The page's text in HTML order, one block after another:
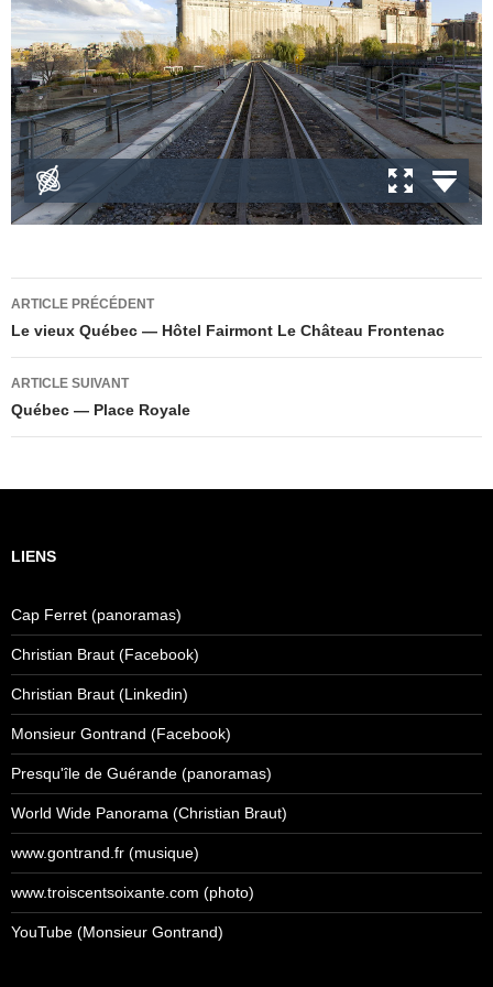
Navigation
des
articles
ARTICLE PRÉCÉDENT
Le vieux Québec — Hôtel Fairmont Le Château Frontenac
ARTICLE SUIVANT
Québec — Place Royale
LIENS
Cap Ferret (panoramas)
Christian Braut (Facebook)
Christian Braut (Linkedin)
Monsieur Gontrand (Facebook)
Presqu'île de Guérande (panoramas)
World Wide Panorama (Christian Braut)
www.gontrand.fr (musique)
www.troiscentsoixante.com (photo)
YouTube (Monsieur Gontrand)